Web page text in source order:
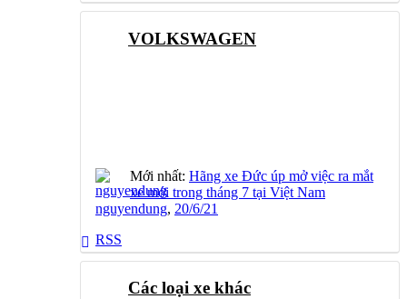
VOLKSWAGEN
Mới nhất: Hãng xe Đức úp mở việc ra mắt
xe mới trong tháng 7 tại Việt Nam
nguyendung, 20/6/21
RSS
Các loại xe khác